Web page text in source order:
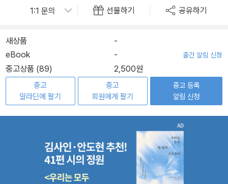
선물하기 공유하기
새상품
-
eBook
- 출간 알림 신청
중고상품 (89) 2,500원
중고
알라딘에 팔기
중고
회원에게 팔기
중고 등록
알림 신청